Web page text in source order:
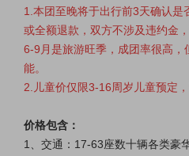
1.本团至晚将于出行前3天确认是
或全额退款，双方不涉及违约金
6-9月是旅游旺季，成团率很高
能。
2.儿童价仅限3-16周岁儿童预定，
价格包含：
1、交通：17-63座数十辆各类豪